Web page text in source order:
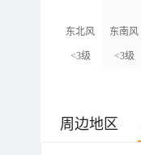
东北风
<3级
东南风
<3级
周边地区